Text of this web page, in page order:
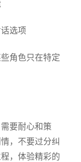
选项
角色只在特定
要耐心和策
，不要过分纠
，体验精彩的